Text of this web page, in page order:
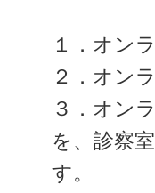
１．オン
２．オン
３．オン
を、診察
す。